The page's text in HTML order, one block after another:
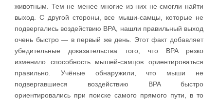
животным. Тем не менее многие из них не смогли найти
выход. С другой стороны, все мыши-самцы, которые не
подвергались воздействию BPA, нашли правильный выход
очень быстро — в первый же день. Этот факт добавляет
убедительные доказательства того, что BPA резко
изменило способность мышей-самцов ориентироваться
правильно. Учёные обнаружили, что мыши не
подвергавшиеся воздействию BPA быстро
ориентировались при поиске самого прямого пути, в то